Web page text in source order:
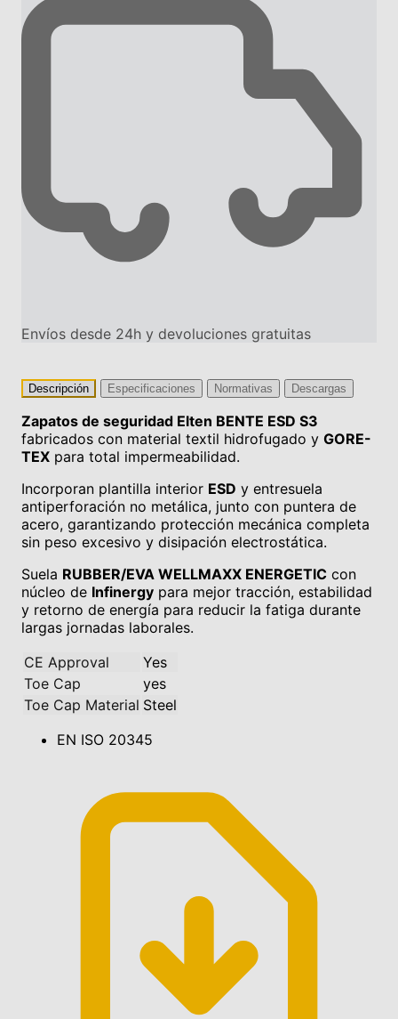
Envíos desde 24h y devoluciones gratuitas
Descripción Especificaciones Normativas Descargas
Zapatos de seguridad Elten BENTE ESD S3
fabricados con material textil hidrofugado y GORE-
TEX para total impermeabilidad.
Incorporan plantilla interior ESD y entresuela
antiperforación no metálica, junto con puntera de
acero, garantizando protección mecánica completa
sin peso excesivo y disipación electrostática.
Suela RUBBER/EVA WELLMAXX ENERGETIC con
núcleo de Infinergy para mejor tracción, estabilidad
y retorno de energía para reducir la fatiga durante
largas jornadas laborales.
CE Approval
Yes
Toe Cap
yes
Toe Cap Material Steel
EN ISO 20345